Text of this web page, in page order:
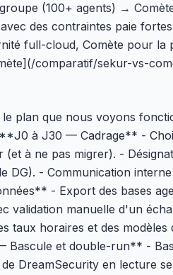
(100+ agents) →
des contraintes paie
full-cloud, Comète pour la
comparatif/sekur-vs-
plan que nous voyons
à J30 — Cadrage** -
(et à ne pas migrer). -
DG). - Communication
- Export des bases
validation manuelle d'un
taux horaires et des
et double-run** -
DreamSecurity en lecture